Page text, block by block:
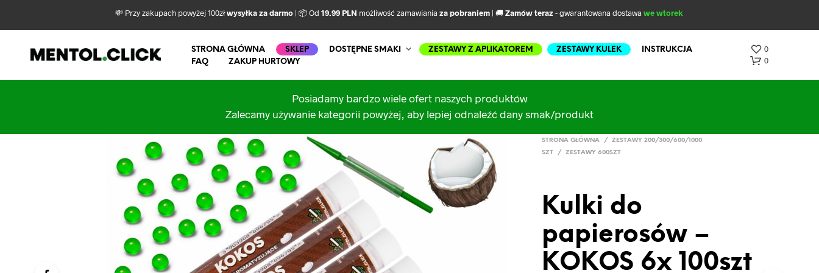
💸 Przy zakupach powyżej 100złwysyłka za darmo| 📦 Od 19.99 PLN możliwość zamawiania za pobraniem| 🚚Zamów teraz - gwarantowana dostawa we wtorek
STRONA GŁÓWNA SKLEP DOSTĘPNE SMAKI ZESTAWY Z APLIKATOREM ZESTAWY KULEK
INSTRUKCJA
FAQ
ZAKUP HURTOWY
0
0
Posiadamy bardzo wiele ofert naszych produktów
Zalecamy używanie kategorii powyżej, aby lepiej odnaleźć dany smak/produkt
STRONA GŁÓWNA /
ZESTAWY 200/300/600/1000
SZT
/ ZESTAWY 600SZT
Kulki do
papierosów –
KOKOS 6x 100szt